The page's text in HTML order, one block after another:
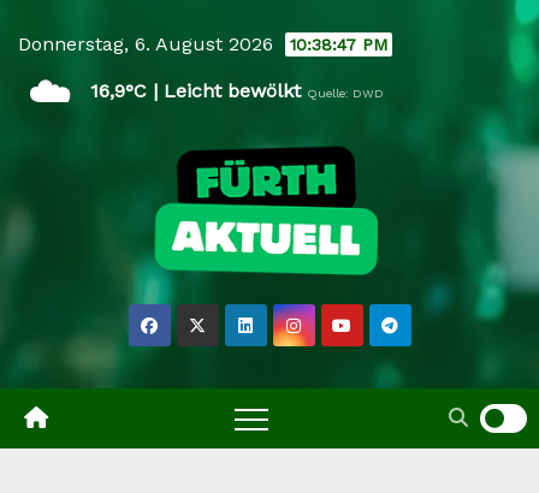
content
Donnerstag, 6. August 2026 10:38:48 PM
☁️ 16,9°C | Leicht bewölkt Quelle: DWD